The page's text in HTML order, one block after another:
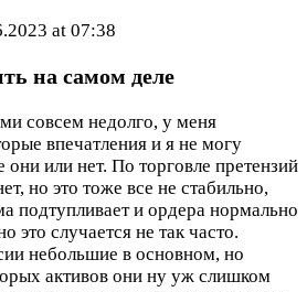
at 07:38
на самом деле
совсем недолго, у меня
впечатления и я не могу
они или нет. По торговле претензий
но это тоже все не стабильно,
подтупливает и ордера нормально
это случается не так часто.
небольшие в основном, но
активов они ну уж слишком